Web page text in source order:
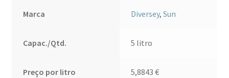
Marca Diversey,Sun
Capac./Qtd. 5 litro
Preço por litro 5,8843€